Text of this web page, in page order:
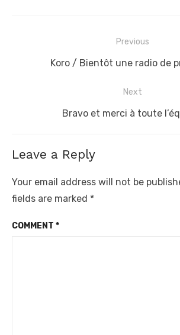
navigation
Previous
Previous
Koro / Bientôt une radio de
Next
Next
Bravo et merci à toute
Leave a Reply
Your email address will not be
fields are marked *
COMMENT *